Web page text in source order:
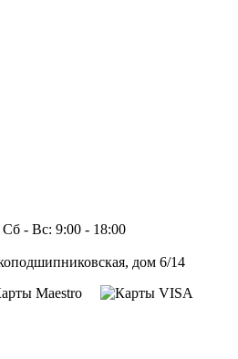
- Вс: 9:00 - 18:00
дом 6/14